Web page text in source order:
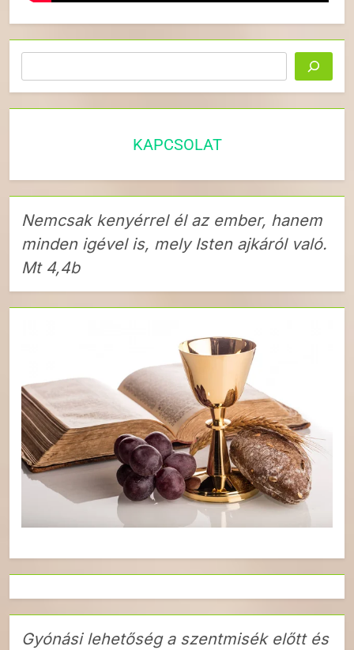
KAPCSOLAT
Nemcsak kenyérrel él az ember, hanem
minden igével is, mely Isten ajkáról való.
Mt 4,4b
Gyónási lehetőség a szentmisék előtt és